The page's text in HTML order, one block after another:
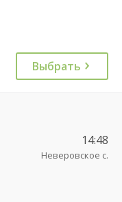
Выбрать
14:48
Неверовское с.